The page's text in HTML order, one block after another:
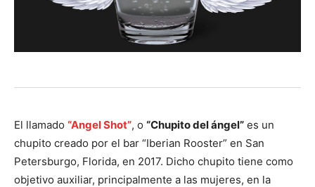
El llamado “Angel Shot”, o “Chupito del ángel” es un
chupito creado por el bar “Iberian Rooster” en San
Petersburgo, Florida, en 2017. Dicho chupito tiene como
objetivo auxiliar, principalmente a las mujeres, en la